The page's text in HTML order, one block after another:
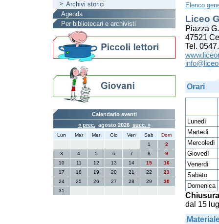
Elenco
Liceo
Piazza
47521
Tel.
Orari
Lunedì
Martedì
Mercoledì
Giovedì
Venerdì
Sabato
Domenica
dal 15
Archivi storici
Agenda
Per bibliotecari e archivisti
Calendario eventi
« prec.agosto 2026 succ. »
Lun Mar Mer Gio Ven Sab
Dom
1
2
3
4 5 6 7 8
9
10
11 12 13 14 15
16
17
18 19 20 21 22
23
24
25 26 27 28 29
30
31